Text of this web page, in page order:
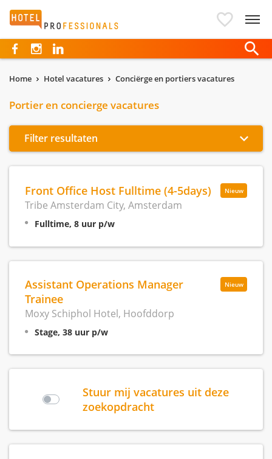
Hotelprofessionals
Home Hotel vacatures Conciërge en portiers vacatures
Portier en concierge vacatures
Filter resultaten
Nieuw
Front Office Host Fulltime (4-5days)
Tribe Amsterdam City, Amsterdam
Fulltime, 8 uur p/w
Nieuw
Assistant Operations Manager
Trainee
Moxy Schiphol Hotel, Hoofddorp
Stage, 38 uur p/w
Stuur mij vacatures uit deze
zoekopdracht